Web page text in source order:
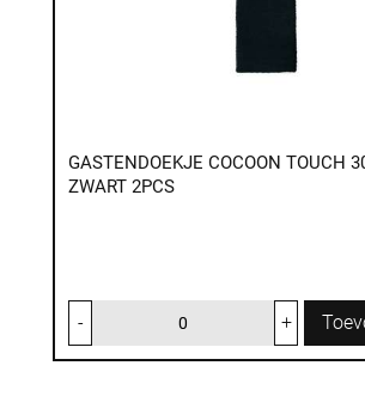
GASTENDOEKJE COCOON TOUCH
ZWART 2PCS
- +